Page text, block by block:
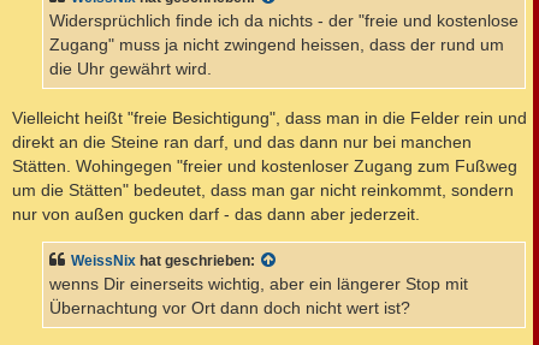
a
Widersprüchlich finde ich da nichts - der "freie und kostenlose
Zugang" muss ja nicht zwingend heissen, dass der rund um
die Uhr gewährt wird.
Vielleicht heißt "freie Besichtigung", dass man in die Felder rein und
direkt an die Steine ran darf, und das dann nur bei manchen
Stätten. Wohingegen "freier und kostenloser Zugang zum Fußweg
um die Stätten" bedeutet, dass man gar nicht reinkommt, sondern
nur von außen gucken darf - das dann aber jederzeit.
WeissNix hat geschrieben:
wenns Dir einerseits wichtig, aber ein längerer Stop mit
Übernachtung vor Ort dann doch nicht wert ist?